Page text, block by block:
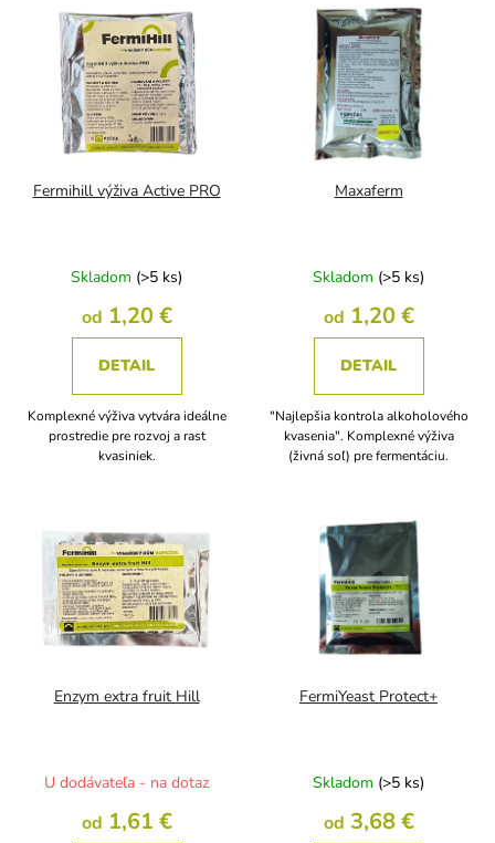
Fermihill výživa Active PRO
Skladom (>5 ks)
od 1,20 €
DETAIL
Komplexné výživa vytvára ideálne
prostredie pre rozvoj a rast
kvasiniek.
Maxaferm
Skladom (>5 ks)
od 1,20 €
DETAIL
"Najlepšia kontrola alkoholového
kvasenia". Komplexné výživa
(živná soľ) pre fermentáciu.
Enzym extra fruit Hill
U dodávateľa - na dotaz
od 1,61 €
FermiYeast Protect+
Skladom (>5 ks)
od 3,68 €